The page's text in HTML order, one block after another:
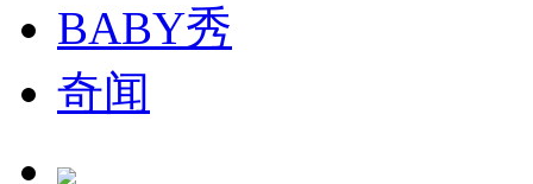
BABY秀
奇闻